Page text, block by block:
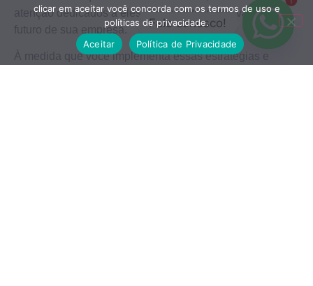
atenção dedicados a eles são investimentos valiosos no
futuro de sua empresa.
À medida que você implementa essas estratégias e
clicar em aceitar você concorda com os termos de uso e
políticas de privacidade.
Aceitar
Política de Privacidade
Fale conosco!